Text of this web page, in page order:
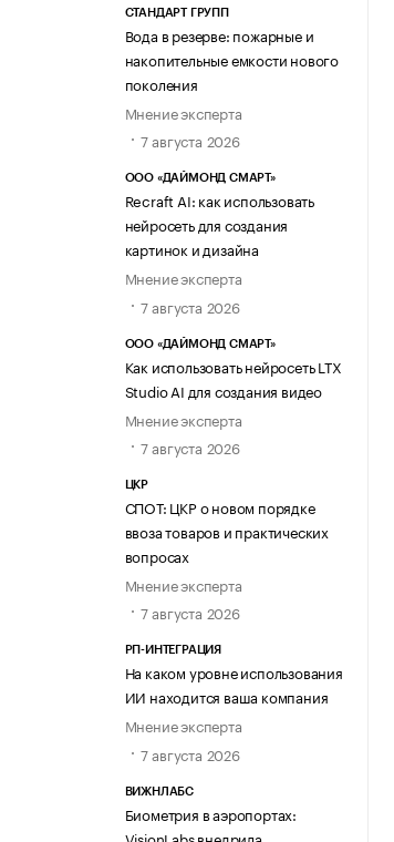
СТАНДАРТ ГРУПП
Вода в резерве: пожарные и
накопительные емкости нового
поколения
Мнение эксперта
7 августа 2026
ООО «ДАЙМОНД СМАРТ»
Recraft AI: как использовать
нейросеть для создания
картинок и дизайна
Мнение эксперта
7 августа 2026
ООО «ДАЙМОНД СМАРТ»
Как использовать нейросеть LTX
Studio AI для создания видео
Мнение эксперта
7 августа 2026
ЦКР
СПОТ: ЦКР о новом порядке
ввоза товаров и практических
вопросах
Мнение эксперта
7 августа 2026
РП-ИНТЕГРАЦИЯ
На каком уровне использования
ИИ находится ваша компания
Мнение эксперта
7 августа 2026
ВИЖНЛАБС
Биометрия в аэропортах:
VisionLabs внедрила